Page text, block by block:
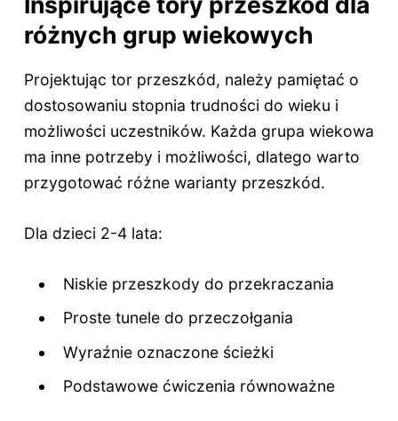
różnych grup wiekowych
Projektując tor przeszkód, należy pamiętać o
dostosowaniu stopnia trudności do wieku i
możliwości uczestników. Każda grupa wiekowa
ma inne potrzeby i możliwości, dlatego warto
przygotować różne warianty przeszkód.
Dla dzieci 2-4 lata:
Niskie przeszkody do przekraczania
Proste tunele do przeczołgania
Wyraźnie oznaczone ścieżki
Podstawowe ćwiczenia równoważne